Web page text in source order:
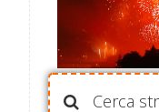
Cerca